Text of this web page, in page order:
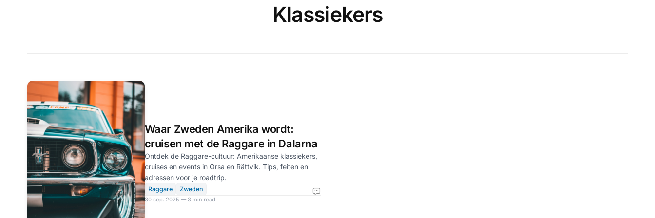
Klassiekers
Waar Zweden Amerika wordt:
cruisen met de Raggare in Dalarna
Ontdek de Raggare-cultuur: Amerikaanse klassiekers,
cruises en events in Orsa en Rättvik. Tips, feiten en
adressen voor je roadtrip.
Raggare Zweden
30 sep. 2025 — 3 min read